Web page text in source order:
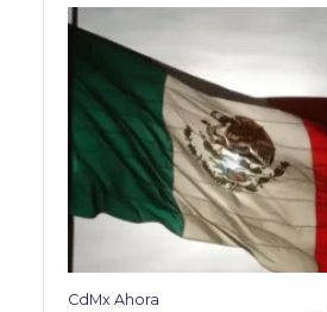
CdMx Ahora